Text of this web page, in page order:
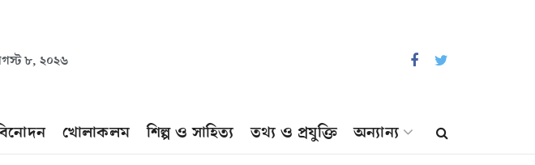
৮, ২০২৬
খোলাকলম শিল্প ও সাহিত্য তথ্য ও প্রযুক্তি অন্যান্য